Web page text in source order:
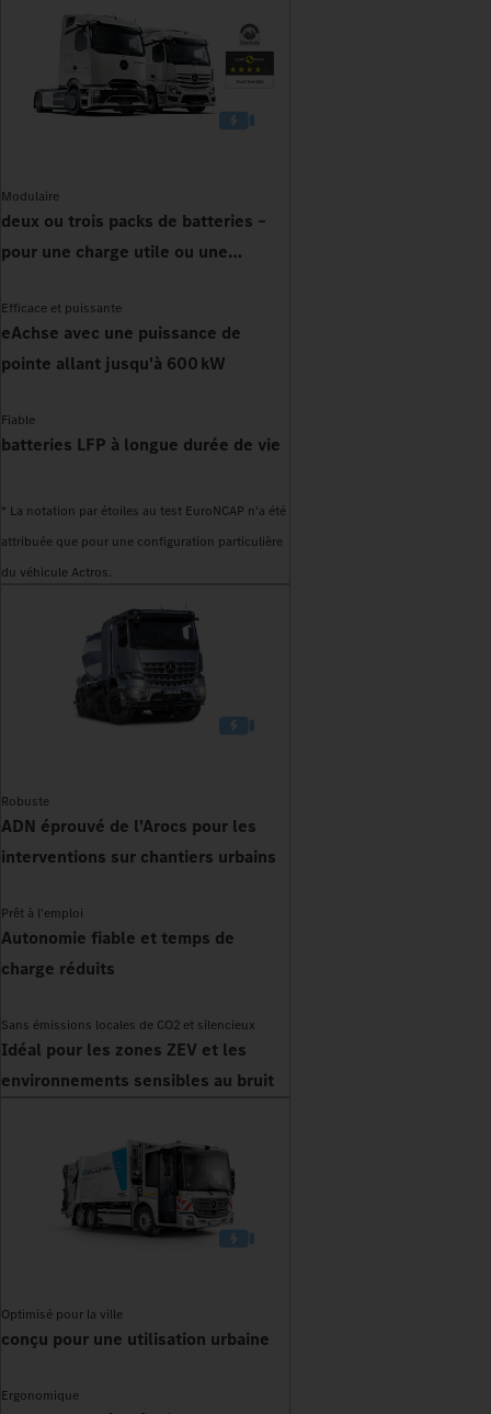
Modulaire
deux ou trois packs de batteries –
pour une charge utile ou une
Efficace et puissante
eAchse avec une puissance de
pointe allant jusqu'à 600 kW
Fiable
batteries LFP à longue durée de vie
* La notation par étoiles au test EuroNCAP n'a été
attribuée que pour une configuration particulière
du véhicule Actros.
Robuste
ADN éprouvé de l'Arocs pour les
interventions sur chantiers urbains
Prêt à l'emploi
Autonomie fiable et temps de
charge réduits
Sans émissions locales de CO2 et silencieux
Idéal pour les zones ZEV et les
environnements sensibles au bruit
Optimisé pour la ville
conçu pour une utilisation urbaine
Ergonomique